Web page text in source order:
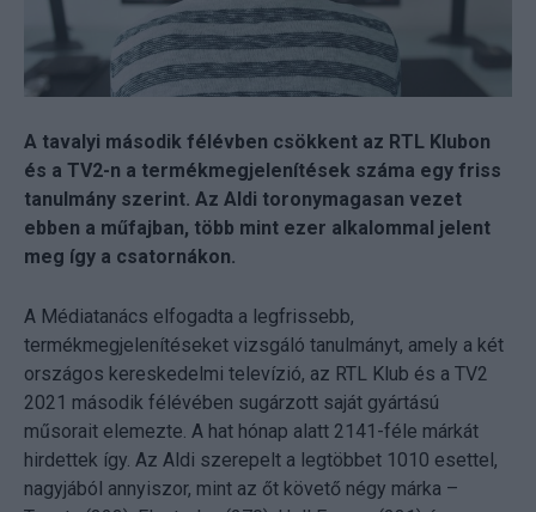
A tavalyi második félévben csökkent az RTL Klubon
és a TV2-n a termékmegjelenítések száma egy friss
tanulmány szerint. Az Aldi toronymagasan vezet
ebben a műfajban, több mint ezer alkalommal jelent
meg így a csatornákon.
A Médiatanács elfogadta a legfrissebb,
termékmegjelenítéseket vizsgáló tanulmányt, amely a két
országos kereskedelmi televízió, az RTL Klub és a TV2
2021 második félévében sugárzott saját gyártású
műsorait elemezte. A hat hónap alatt 2141-féle márkát
hirdettek így. Az Aldi szerepelt a legtöbbet 1010 esettel,
nagyjából annyiszor, mint az őt követő négy márka –